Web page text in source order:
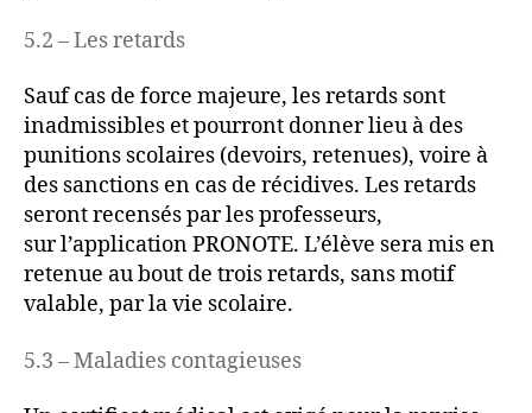
5.2 – Les retards
Sauf cas de force majeure, les retards sont
inadmissibles et pourront donner lieu à des
punitions scolaires (devoirs, retenues), voire à
des sanctions en cas de récidives. Les retards
seront recensés par les professeurs,
sur l’application PRONOTE. L’élève sera mis en
retenue au bout de trois retards, sans motif
valable, par la vie scolaire.
5.3 – Maladies contagieuses